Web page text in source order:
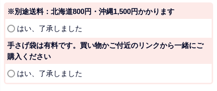
※別途送料：北海道800円・沖縄1,500円かかります
須
はい、了承しました
手さげ袋は有料です。買い物かご付近のリンクから一緒にご
購入ください
(
はい、了承しました